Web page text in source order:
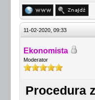
11-02-2020, 09:33
Ekonomista
Moderator
Procedura